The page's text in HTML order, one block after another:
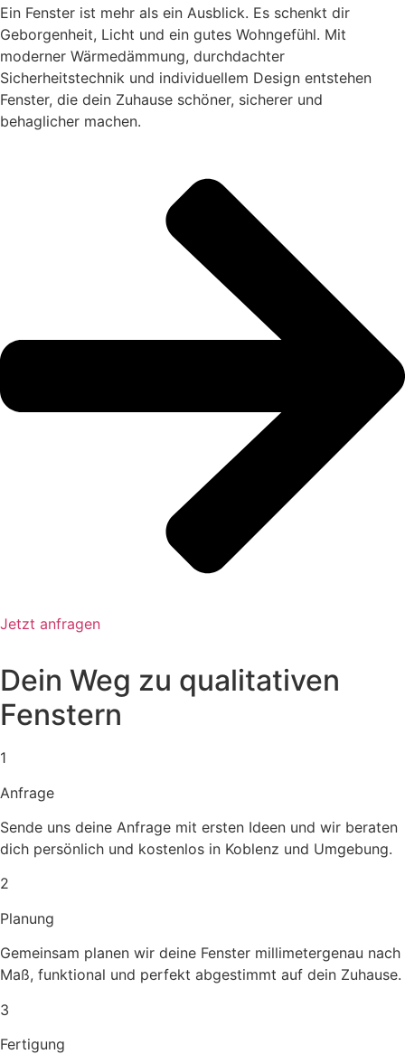
Ein Fenster ist mehr als ein Ausblick. Es schenkt dir
Geborgenheit, Licht und ein gutes Wohngefühl. Mit
moderner Wärmedämmung, durchdachter
Sicherheitstechnik und individuellem Design entstehen
Fenster, die dein Zuhause schöner, sicherer und
behaglicher machen.
Jetzt anfragen
Dein Weg zu qualitativen
Fenstern
1
Anfrage
Sende uns deine Anfrage mit ersten Ideen und wir beraten
dich persönlich und kostenlos in Koblenz und Umgebung.
2
Planung
Gemeinsam planen wir deine Fenster millimetergenau nach
Maß, funktional und perfekt abgestimmt auf dein Zuhause.
3
Fertigung